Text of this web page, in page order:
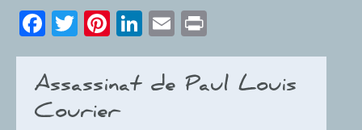
Facebook
TwitterPinterest
LinkedIn
Email
Assassinat de Paul Louis
Courier